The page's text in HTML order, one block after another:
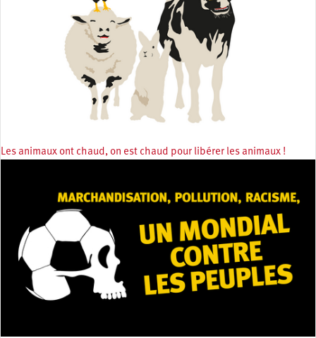
Les animaux ont chaud, on est chaud pour libérer les animaux !